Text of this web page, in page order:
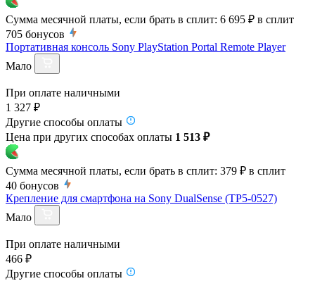
Сумма месячной платы, если брать в сплит: 6 695 ₽ в сплит
705 бонусов
Портативная консоль Sony PlayStation Portal Remote Player
Мало
При оплате наличными
1 327 ₽
Другие способы оплаты
Цена при других способах оплаты 1 513 ₽
Сумма месячной платы, если брать в сплит: 379 ₽ в сплит
40 бонусов
Крепление для смартфона на Sony DualSense (TP5-0527)
Мало
При оплате наличными
466 ₽
Другие способы оплаты